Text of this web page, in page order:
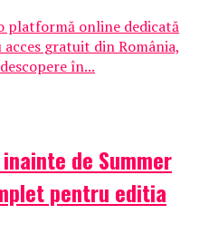
platformă online dedicată
gratuit din România,
în...
de Summer
pentru editia